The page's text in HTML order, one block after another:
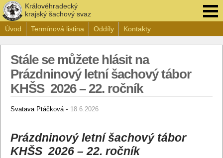
Královéhradecký
krajský šachový svaz
Úvod
Termínová listina Oddíly Kontakty
Stále se můžete hlásit na
Prázdninový letní šachový tábor
KHŠS 2026 – 22. ročník
Svatava Ptáčková - 18.6.2026
Prázdninovýletní šachový tábor
KHŠS 2026 – 22. ročník